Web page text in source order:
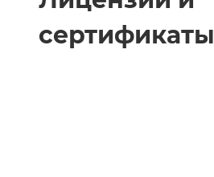
сертификаты